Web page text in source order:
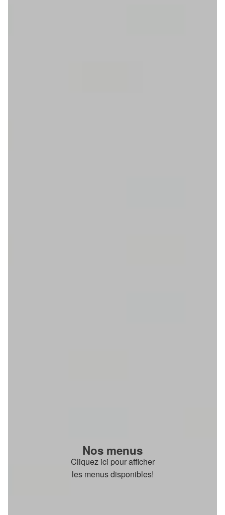
Nos menus
Cliquez ici pour afficher
les menus disponibles!